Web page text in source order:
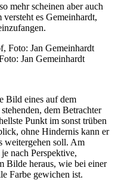
mehr scheinen aber auch
es Gemeinhardt,
Jan Gemeinhardt
Bild eines auf dem
dem Betrachter
Punkt im sonst trüben
ohne Hindernis kann er
weitergehen soll. Am
nach Perspektive,
Bilde heraus, wie bei einer
Farbe gewichen ist.